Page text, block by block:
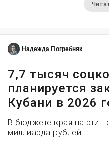
Надежда Погребняк
7,7 тысяч
планируется
Кубани в 2026
В бюджете края на эти
миллиарда рублей